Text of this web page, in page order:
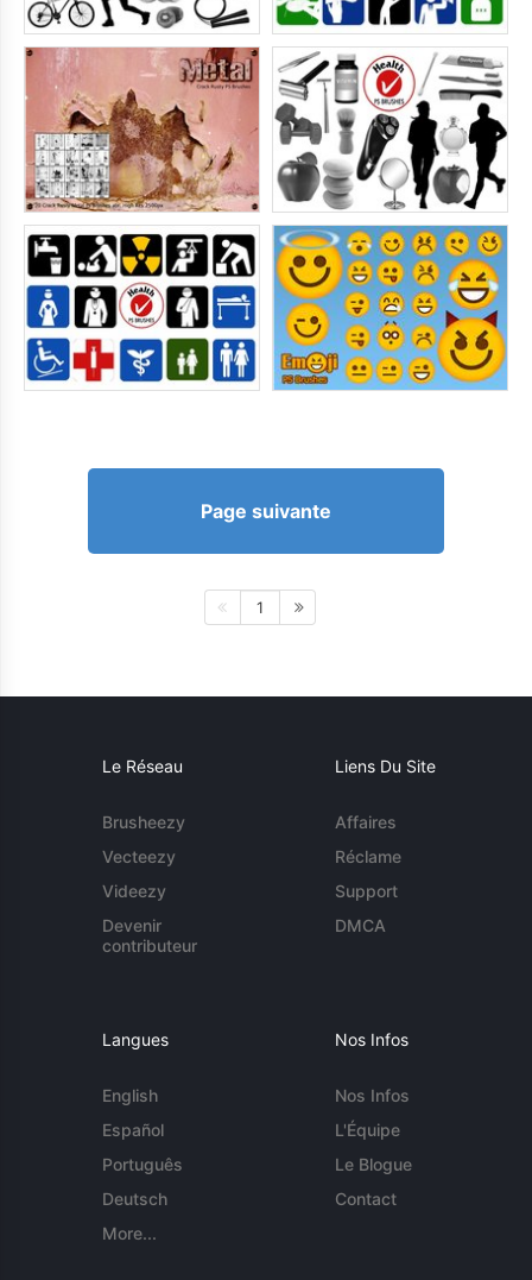
Page suivante
1
Le Réseau
Brusheezy
Vecteezy
Videezy
Devenir
contributeur
Liens Du Site
Affaires
Réclame
Support
DMCA
Langues
English
Español
Português
Deutsch
More...
Nos Infos
Nos Infos
L'Équipe
Le Blogue
Contact